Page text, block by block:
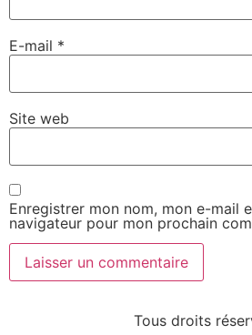
E-mail *
Site web
Enregistrer mon nom, mon e-mail
navigateur pour mon prochain
Tous droits